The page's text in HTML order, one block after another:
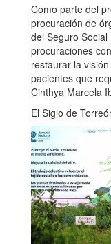
Como parte del
procuración de
del Seguro
procuraciones
restaurar la
pacientes que
Cinthya Marcela
El Siglo de